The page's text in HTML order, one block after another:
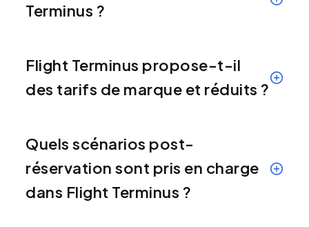
Terminus ?
Flight Terminus propose-t-il
des tarifs de marque et réduits ?
Quels scénarios post-
réservation sont pris en charge
dans Flight Terminus ?